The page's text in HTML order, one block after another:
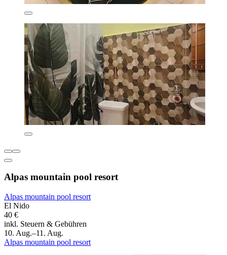
Alpas mountain pool resort
Alpas mountain pool resort
El Nido
40 €
inkl. Steuern & Gebühren
10. Aug.–11. Aug.
Alpas mountain pool resort